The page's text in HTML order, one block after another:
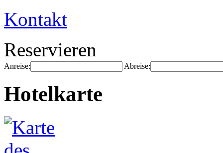
Kontakt
Reservieren
Anreise: Abreise:
Hotelkarte